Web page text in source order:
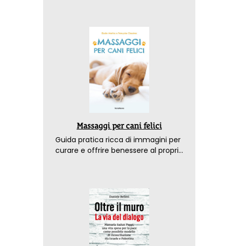
Massaggi per cani felici
Guida pratica ricca di immagini per
curare e offrire benessere al proprio